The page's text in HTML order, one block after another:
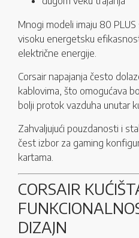
Mnogi modeli imaju 80
visoku energetsku
električne energije.
Corsair napajanja često
kablovima, što omogućava
bolji protok vazduha unutar
Zahvaljujući pouzdanosti i
čest izbor za gaming
kartama.
CORSAIR
DIZAJN